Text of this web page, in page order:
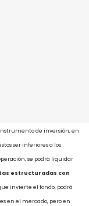
instrumento de inversión, en
ser inferiores a los
se podrá liquidar
estructuradas con
invierte el fondo, podrá
en el mercado, pero en